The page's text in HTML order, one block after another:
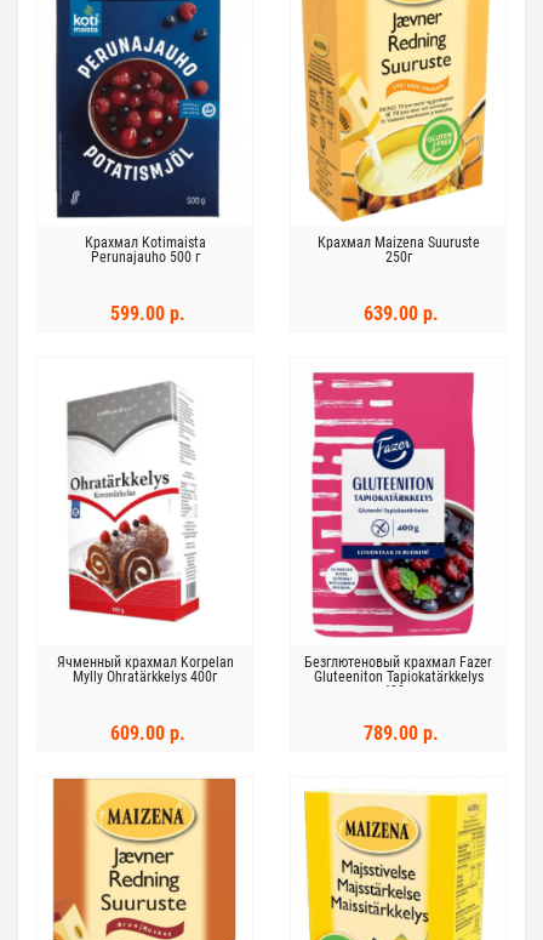
Крахмал Kotimaista
Perunajauho 500 г
599.00 р.
Крахмал Maizena Suuruste
250г
639.00 р.
Ячменный крахмал Korpelan
Mylly Ohratärkkelys 400г
609.00 р.
Безглютеновый крахмал Fazer
Gluteeniton Tapiokatärkkelys
400 г
789.00 р.